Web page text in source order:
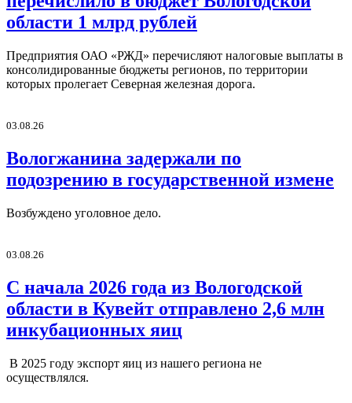
области 1 млрд рублей
Предприятия ОАО «РЖД» перечисляют налоговые выплаты в
консолидированные бюджеты регионов, по территории
которых пролегает Северная железная дорога.
03.08.26
Вологжанина задержали по
подозрению в государственной измене
Возбуждено уголовное дело.
03.08.26
С начала 2026 года из Вологодской
области в Кувейт отправлено 2,6 млн
инкубационных яиц
В 2025 году экспорт яиц из нашего региона не
осуществлялся.